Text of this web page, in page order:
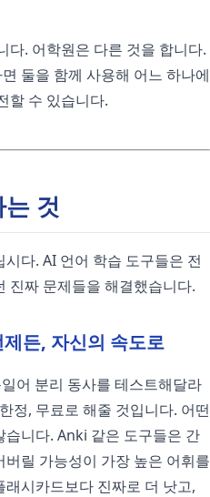
다. 어학원은 다른 것을 합니다.
둘을 함께 사용해 어느 하나에
할 수 있습니다.
것
다. AI 언어 학습 도구들은 전
진짜 문제들을 해결했습니다.
든, 자신의 속도로
어 분리 동사를 테스트해달라
정, 무료로 해줄 것입니다. 어떤
니다. Anki 같은 도구들은 간
릴 가능성이 가장 높은 어휘를
시카드보다 진짜로 더 낫고,